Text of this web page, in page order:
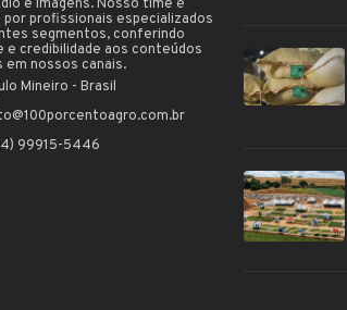
e imagens. Nosso time é
profissionais especializados
segmentos, conferindo
e credibilidade aos conteúdos
em nossos canais.
Mineiro - Brasil
99915-5446